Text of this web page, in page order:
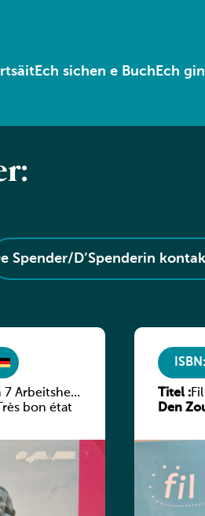
Ech sichen e Buch Ech
Spender/D’Spenderin
7 Arbeitsheft
Très bon état
Titel :
Den